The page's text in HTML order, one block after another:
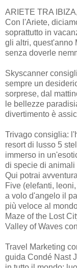
ARIETE TRA
Con l'Ariete,
soprattutto in
gli altri, quest'anno
senza doverle
Skyscanner
sempre un
sorprese, dal
le bellezze
divertimento è
Trivago consiglia:
resort di lusso 5
immerso in
di specie di
Qui potrai
Five (elefanti,
a volo d'angelo il
più veloce al
Maze of the Lost
Valley of Waves
Travel Marketing
guida Condé Nast